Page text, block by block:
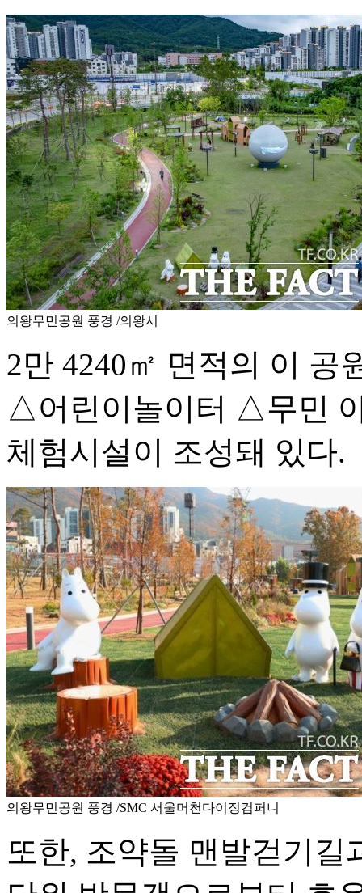
의왕무민공원 풍경 /의왕시
2만 4240㎡ 면적의 이
△어린이놀이터 △무민
체험시설이 조성돼 있다.
의왕무민공원 풍경 /SMC 서울머천다이징컴퍼니
또한, 조약돌 맨발걷기길